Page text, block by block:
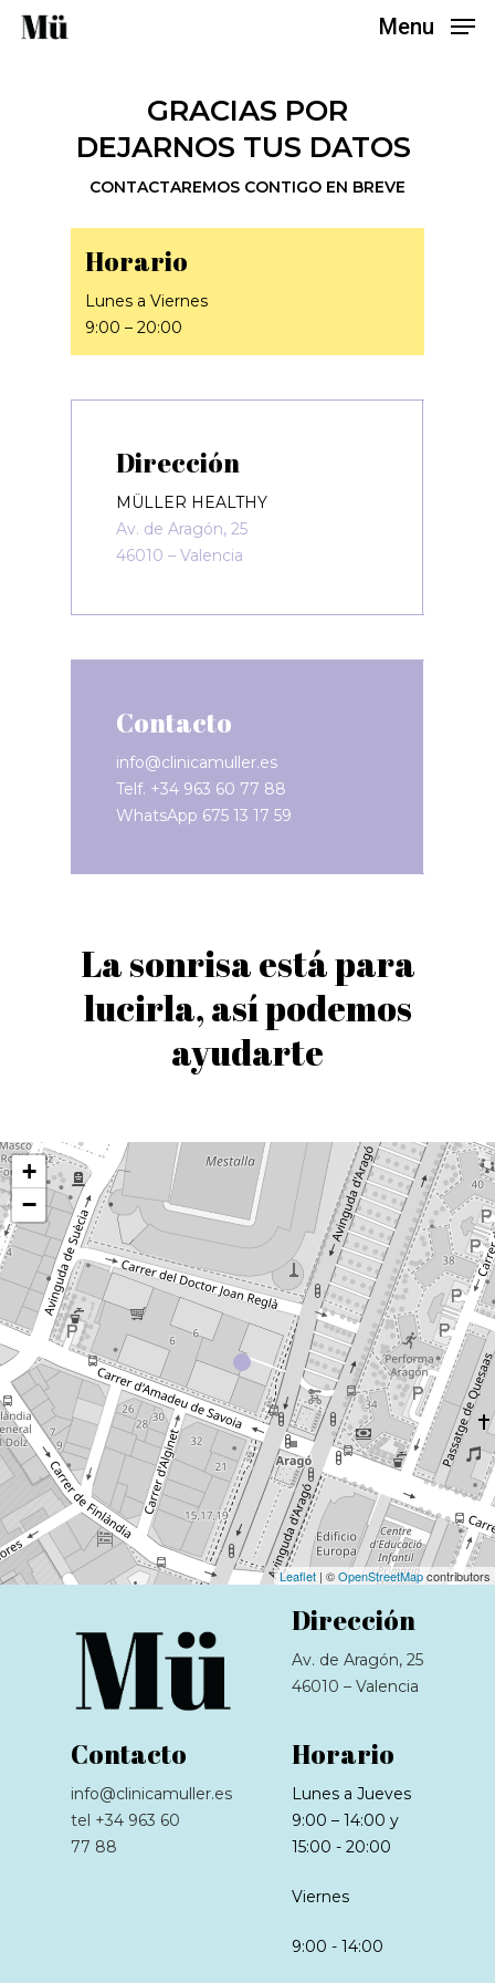
Skip
Menu
GRACIAS POR
DEJARNOS TUS DATOS
CONTACTAREMOS CONTIGO EN BREVE
Horario
Lunes a Viernes
9:00 – 20:00
Dirección
MÜLLER HEALTHY
Av. de Aragón, 25
46010 – Valencia
Contacto
info@clinicamuller.es
Telf. +34 963 60 77 88
WhatsApp 675 13 17 59
La sonrisa está para
lucirla, así podemos
ayudarte
+
−
Leaflet | ©OpenStreetMapcontributors
Dirección
Av. de Aragón, 25
46010 – Valencia
Contacto
info@clinicamuller.es
tel +34 963 60
77 88
Horario
Lunes a Jueves
9:00 – 14:00 y
15:00 - 20:00
Viernes
9:00 - 14:00